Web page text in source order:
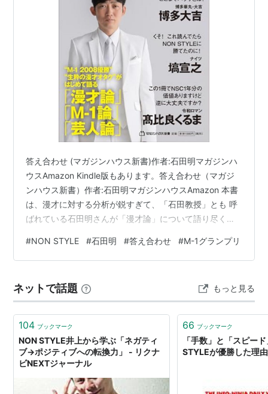
阪府大阪市北区出身。
ツッコミ：井上裕介（いのうえ・ゆうすけ）1980年3
月1日大阪府東大阪市出身。
2005年 第26回ABCお笑い新人グランプリ 審査員特別
2006年 第４回MBS新世代漫才アワード 優勝
2006年 第21回NHK新人演芸大賞演芸部門大賞
2007年 NHK爆笑オンエアバトル９代目チャンピオン
2008年 M-1グランプリ2008 優勝
2010年 S-1グランドチャンピオン2010 優勝
答え合わせ (マガジンハウス新書)作者:石田明マガジンハ
ウスAmazon Kindle版もあります。答え合わせ（マガジ
ンハウス新書）作者:石田明マガジンハウスAmazon 本書
は、漫才に対する分析が鋭すぎて、「石田教授」とも 呼
ばれている石田明さんが「漫才論」について語り尽くし
といった【漫才論】から、 「なぜM-1ではネタ選びを間
違えてしまうのか？」といった【M-1論】まで、 漫才や
だけで漫才の見方が一気に「深化」する新たな漫才バイ
ブルです。 【本書の内容】 ・「偶然の立ち話」が漫才の
原点…
#NON STYLE #石田明 #答え合わせ #M-1グランプリ
ネットで話題 もっと見る
104 ブックマーク
NON STYLE井上から学ぶ「ネガティ
ブ→ポジティブへの転換力」 - リクナ
ビNEXTジャーナル
66 ブックマーク
「手数」と「スピー
STYLEが優勝した理由